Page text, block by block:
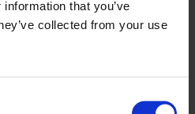
that you’ve
collected from your use